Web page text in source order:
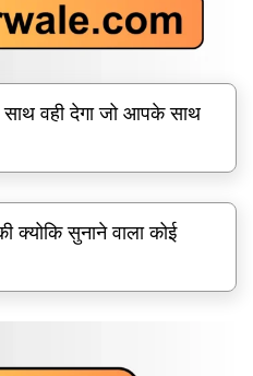
साथ वही देगा जो आपके साथ
सुनाने वाला कोई